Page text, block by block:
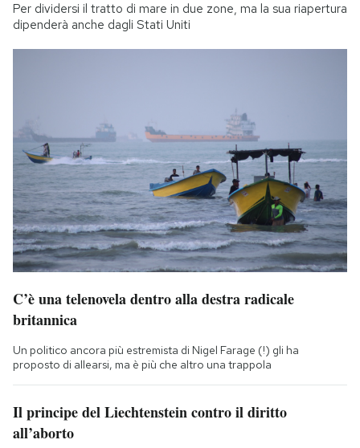
Per dividersi il tratto di mare in due zone, ma la sua riapertura
dipenderà anche dagli Stati Uniti
C’è una telenovela dentro alla destra radicale
britannica
Un politico ancora più estremista di Nigel Farage (!) gli ha
proposto di allearsi, ma è più che altro una trappola
Il principe del Liechtenstein contro il diritto
all’aborto